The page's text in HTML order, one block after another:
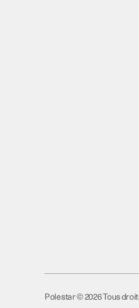
Polestar © 2026 Tous